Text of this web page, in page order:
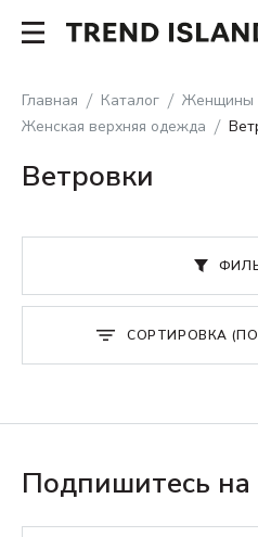
Главная Каталог Женщины
Женская верхняя одежда
Ветровки
СОРТИРОВКА
Подпишитесь на